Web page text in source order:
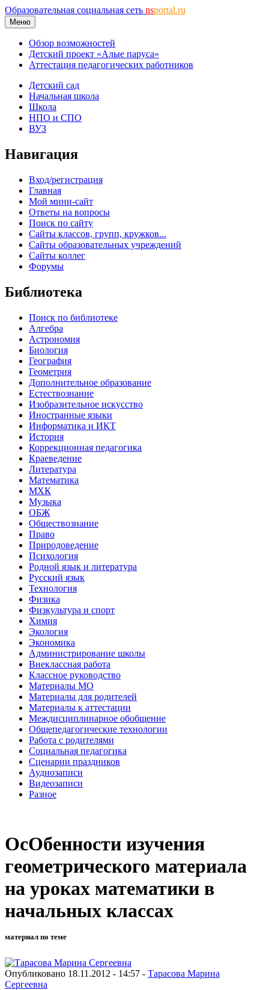
Образовательная социальная сеть nsportal.ru
Меню
Обзор возможностей
Детский проект «Алые паруса»
Аттестация педагогических работников
Детский сад
Начальная школа
Школа
НПО и СПО
ВУЗ
Навигация
Вход/регистрация
Главная
Мой мини-сайт
Ответы на вопросы
Поиск по сайту
Сайты классов, групп, кружков...
Сайты образовательных учреждений
Сайты коллег
Форумы
Библиотека
Поиск по библиотеке
Алгебра
Астрономия
Биология
География
Геометрия
Дополнительное образование
Естествознание
Изобразительное искусство
Иностранные языки
Информатика и ИКТ
История
Коррекционная педагогика
Краеведение
Литература
Математика
МХК
Музыка
ОБЖ
Обществознание
Право
Природоведение
Психология
Родной язык и литература
Русский язык
Технология
Физика
Физкультура и спорт
Химия
Экология
Экономика
Администрирование школы
Внеклассная работа
Классное руководство
Материалы МО
Материалы для родителей
Материалы к аттестации
Междисциплинарное обобщение
Общепедагогические технологии
Работа с родителями
Социальная педагогика
Сценарии праздников
Аудиозаписи
Видеозаписи
Разное
ОсОбенности изучения
геометрического материала
на уроках математики в
начальных классах
материал по теме
Опубликовано 18.11.2012 - 14:57 - Тарасова Марина
Сергеевна